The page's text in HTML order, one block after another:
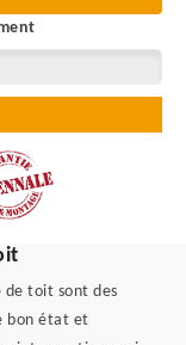
de toit sont des
bon état et